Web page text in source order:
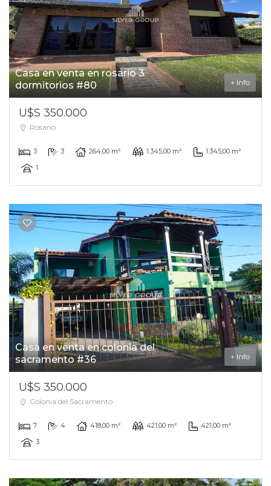
Casa en venta en rosario 3
dormitorios #80
+ Info
U$S 350.000
Rosario
3 3 264,00 m² 1.345,00 m²
1.345,00 m²
1
Casa en venta en colonia del
sacramento #36
+ Info
U$S 350.000
Colonia del Sacramento
7 4 418,00 m² 421,00 m²
421,00 m²
3